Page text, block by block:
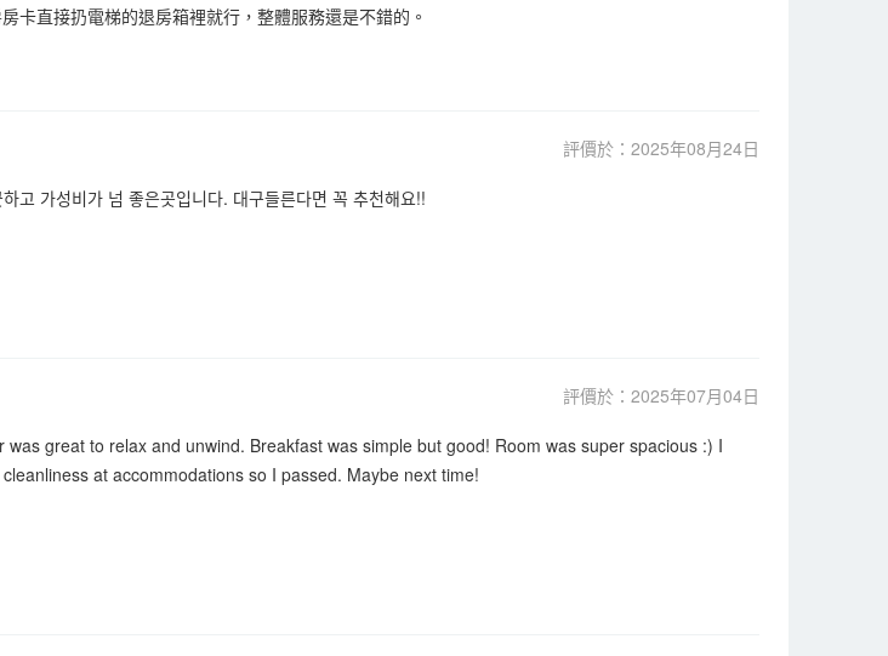
卡直接扔電梯的退房箱裡就行，整體服務還是不錯的。
評價於：2025年08月24日
고 가성비가 넘 좋은곳입니다. 대구들른다면 꼭 추천해요!!
評價於：2025年07月04日
great to relax and unwind. Breakfast was simple but good! Room was super spacious :) I
at accommodations so I passed. Maybe next time!